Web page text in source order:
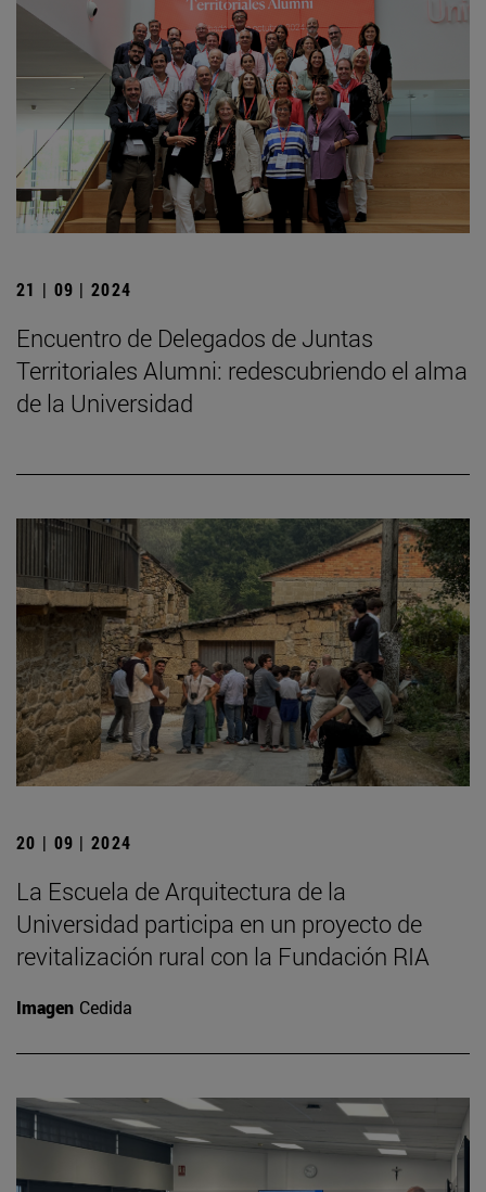
21 | 09 | 2024
Encuentro de Delegados de Juntas
Territoriales Alumni: redescubriendo el alma
de la Universidad
20 | 09 | 2024
La Escuela de Arquitectura de la
Universidad participa en un proyecto de
revitalización rural con la Fundación RIA
Imagen Cedida